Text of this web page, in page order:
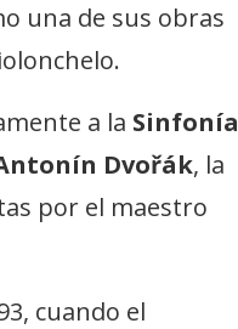
una de sus obras
a la Sinfonía
Dvořák, la
por el maestro
cuando el